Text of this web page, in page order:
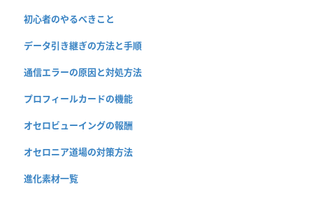
初心者のやるべきこと
データ引き継ぎの方法と手順
通信エラーの原因と対処方法
プロフィールカードの機能
オセロビューイングの報酬
オセロニア道場の対策方法
進化素材一覧